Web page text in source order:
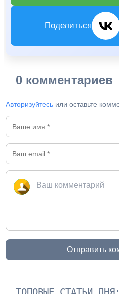
Поделиться
0 комментариев
Авторизуйтесь или оставьте
Отправить